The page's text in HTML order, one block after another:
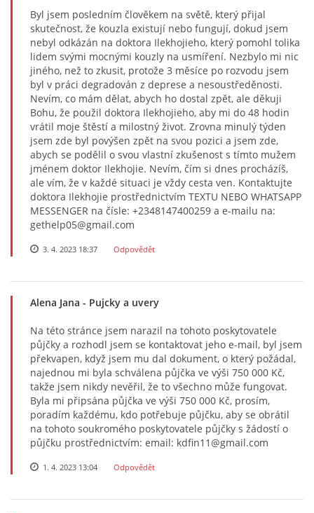
Byl jsem posledním člověkem na světě, který přijal
skutečnost, že kouzla existují nebo fungují, dokud jsem
nebyl odkázán na doktora Ilekhojieho, který pomohl tolika
lidem svými mocnými kouzly na usmíření. Nezbylo mi nic
jiného, než to zkusit, protože 3 měsíce po rozvodu jsem
byl v práci degradován z deprese a nesoustředěnosti.
Nevím, co mám dělat, abych ho dostal zpět, ale děkuji
Bohu, že použil doktora Ilekhojieho, aby mi do 48 hodin
vrátil moje štěstí a milostný život. Zrovna minulý týden
jsem zde byl povýšen zpět na svou pozici a jsem zde,
abych se podělil o svou vlastní zkušenost s tímto mužem
jménem doktor Ilekhojie. Nevím, čím si dnes procházíš,
ale vím, že v každé situaci je vždy cesta ven. Kontaktujte
doktora Ilekhojie prostřednictvím TEXTU NEBO WHATSAPP
MESSENGER na čísle: +2348147400259 a e-mailu na:
gethelp05@gmail.com
3. 4. 2023 18:37 Odpovědět
Alena Jana - Pujcky a uvery
Na této stránce jsem narazil na tohoto poskytovatele
půjčky a rozhodl jsem se kontaktovat jeho e-mail, byl jsem
překvapen, když jsem mu dal dokument, o který požádal,
najednou mi byla schválena půjčka ve výši 750 000 Kč,
takže jsem nikdy nevěřil, že to všechno může fungovat.
Byla mi připsána půjčka ve výši 750 000 Kč, prosím,
poradím každému, kdo potřebuje půjčku, aby se obrátil
na tohoto soukromého poskytovatele půjčky s žádostí o
půjčku prostřednictvím: email: kdfin11@gmail.com
1. 4. 2023 13:04 Odpovědět